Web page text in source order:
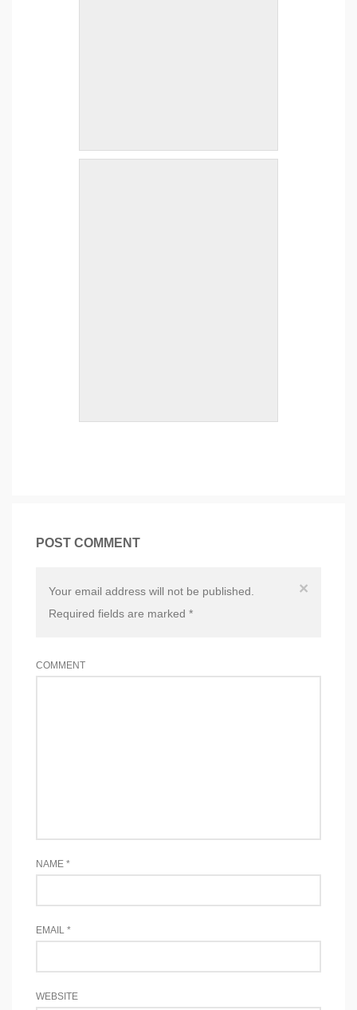
POST COMMENT
×
Your email address will not be published.
Required fields are marked *
COMMENT
NAME *
EMAIL *
WEBSITE